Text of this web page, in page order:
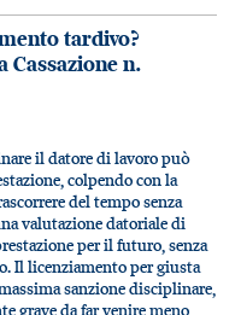
tardivo?
Cassazione n.
il datore di lavoro può
colpendo con la
del tempo senza
valutazione datoriale di
per il futuro, senza
Il licenziamento per giusta
sanzione disciplinare,
grave da far venire meno